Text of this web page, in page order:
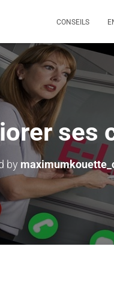
CONSEILS
ses
by